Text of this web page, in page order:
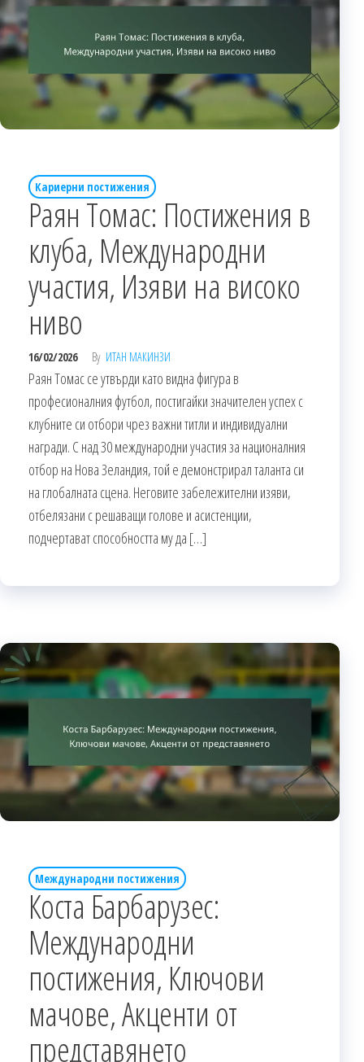
Кариерни постижения
Раян Томас: Постижения в
клуба, Международни
участия, Изяви на високо
ниво
16/02/2026 By ИТАН МАКИНЗИ
Раян Томас се утвърди като видна фигура в
професионалния футбол, постигайки значителен успех с
клубните си отбори чрез важни титли и индивидуални
награди. С над 30 международни участия за националния
отбор на Нова Зеландия, той е демонстрирал таланта си
на глобалната сцена. Неговите забележителни изяви,
отбелязани с решаващи голове и асистенции,
подчертават способността му да […]
Международни постижения
Коста Барбарузес:
Международни
постижения, Ключови
мачове, Акценти от
представянето